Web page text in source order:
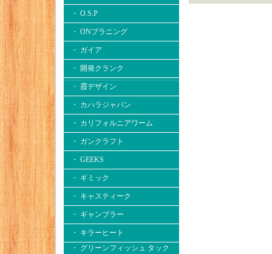
・ O.S.P
・ ONプラニング
・ ガイア
・ 開発クランク
・ 霞デザイン
・ カハラジャパン
・ カリフォルニアワーム
・ ガンクラフト
・ GEEKS
・ ギミック
・ キャスティーク
・ ギャンブラー
・ キラーヒート
・ グリーンフィッシュ タック